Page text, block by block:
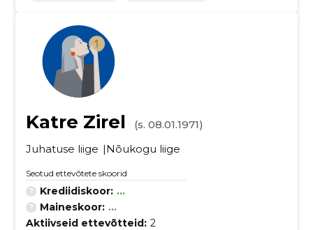
Katre Zirel
(s. 08.01.1971)
Juhatuse liige
Nõukogu liige
Seotud ettevõtete skoorid
Krediidiskoor: ...
Maineskoor: ...
Aktiivseid ettevõtteid: 2